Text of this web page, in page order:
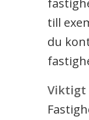
till
du
Viktigt